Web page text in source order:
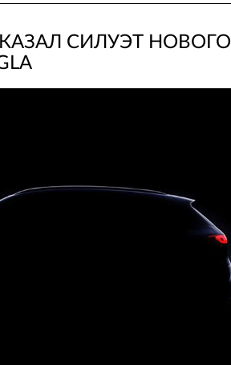
СИЛУЭТ НОВОГО